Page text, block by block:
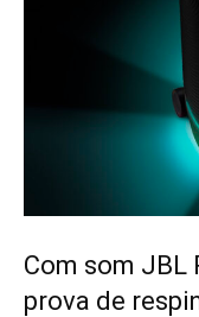
Com som JBL
prova de